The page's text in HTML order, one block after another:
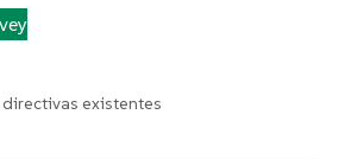
existentes